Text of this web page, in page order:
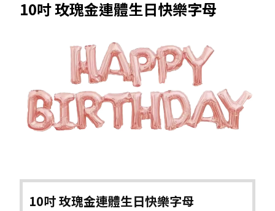
10吋 玫瑰金連體生日快樂字母
10吋 玫瑰金連體生日快樂字母